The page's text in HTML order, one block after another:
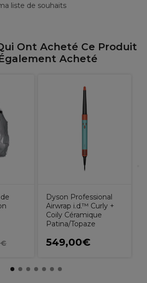
liste de souhaits
Ont Acheté Ce Produit
Acheté
Dyson Professional
Airwrap i.d.™ Curly +
Coily Céramique
Patina/Topaze
549,00€